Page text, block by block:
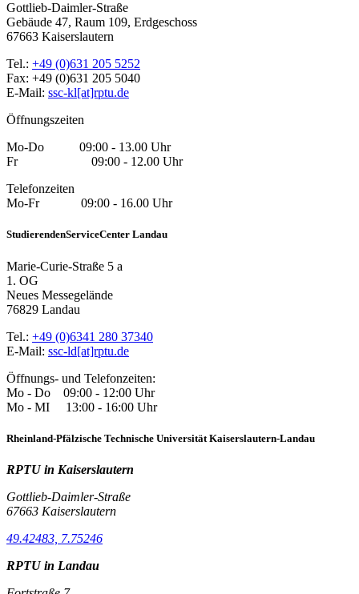
Gottlieb-Daimler-Straße
Gebäude 47, Raum 109, Erdgeschoss
67663 Kaiserslautern
Tel.: +49 (0)631 205 5252
Fax: +49 (0)631 205 5040
E-Mail: ssc-kl[at]rptu.de
Öffnungszeiten
Mo-Do 09:00 - 13.00 Uhr
Fr 09:00 - 12.00 Uhr
Telefonzeiten
Mo-Fr 09:00 - 16.00 Uhr
StudierendenServiceCenter Landau
Marie-Curie-Straße 5 a
1. OG
Neues Messegelände
76829 Landau
Tel.: +49 (0)6341 280 37340
E-Mail: ssc-ld[at]rptu.de
Öffnungs- und Telefonzeiten:
Mo - Do 09:00 - 12:00 Uhr
Mo - MI 13:00 - 16:00 Uhr
Rheinland-Pfälzische Technische Universität Kaiserslautern-Landau
RPTU in Kaiserslautern
Gottlieb-Daimler-Straße
67663 Kaiserslautern
49.42483, 7.75246
RPTU in Landau